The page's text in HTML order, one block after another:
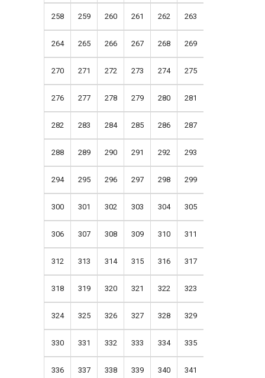
258 259 260 261 262 263
264 265 266 267 268 269
270 271 272 273 274 275
276 277 278 279 280 281
282 283 284 285 286 287
288 289 290 291 292 293
294 295 296 297 298 299
300 301 302 303 304 305
306 307 308 309 310 311
312 313 314 315 316 317
318 319 320 321 322 323
324 325 326 327 328 329
330 331 332 333 334 335
336 337 338 339 340 341